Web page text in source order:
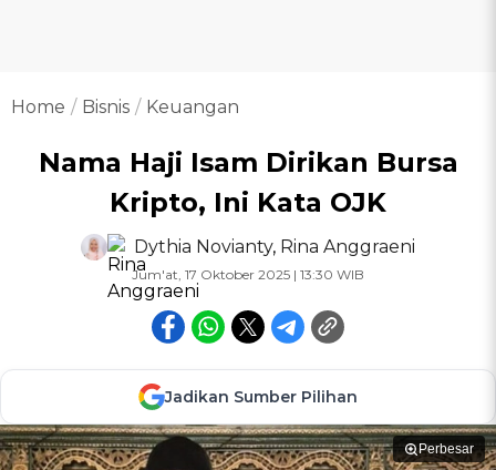
Home Bisnis Keuangan
Nama Haji Isam Dirikan Bursa
Kripto, Ini Kata OJK
Dythia Novianty, Rina Anggraeni
Jum'at, 17 Oktober 2025 | 13:30 WIB
Jadikan Sumber Pilihan
Perbesar